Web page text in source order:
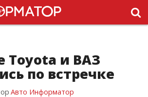
Toyota и ВАЗ
по встречке
Авто Информатор